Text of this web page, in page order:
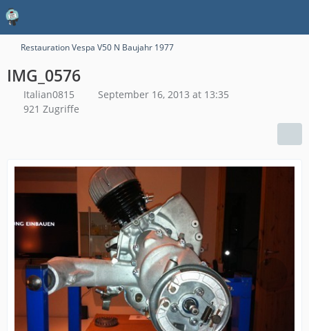
Restauration Vespa V50 N Baujahr 1977
IMG_0576
Italian0815
September 16, 2013 at 13:35
921 Zugriffe